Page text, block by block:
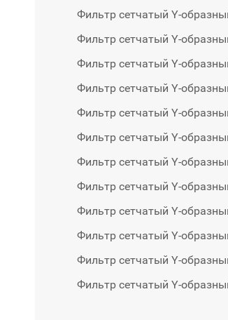
Фильтр сетчатый Y-
Фильтр сетчатый Y-
Фильтр сетчатый Y-
Фильтр сетчатый Y-
Фильтр сетчатый Y-
Фильтр сетчатый Y-
Фильтр сетчатый Y-
Фильтр сетчатый Y-
Фильтр сетчатый Y-
Фильтр сетчатый Y-
Фильтр сетчатый Y-
Фильтр сетчатый Y-